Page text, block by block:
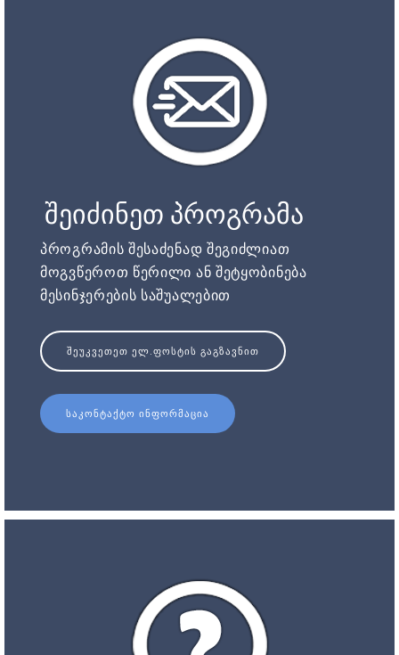
შეიძინეთ პროგრამა
პროგრამის შესაძენად შეგიძლიათ
მოგვწეროთ წერილი ან შეტყობინება
მესინჯერების საშუალებით
ᲨᲔᲣᲙᲕᲔᲗᲔᲗ ᲔᲚ.ᲤᲝᲡᲢᲘᲡ ᲒᲐᲒᲖᲐᲕᲜᲘᲗ
ᲡᲐᲙᲝᲜᲢᲐᲥᲢᲝ ᲘᲜᲤᲝᲠᲛᲐᲪᲘᲐ